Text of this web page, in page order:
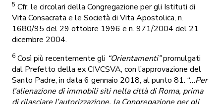
5 Cfr. le circolari della Congregazione per gli Istituti di
Vita Consacrata e le Società di Vita Apostolica, n.
1680/95 del 29 ottobre 1996 e n. 971/2004 del 21
dicembre 2004.
6 Così più recentemente gli “Orientamenti”promulgati
dal Prefetto della ex CIVCSVA, con l’approvazione del
Santo Padre, in data 6 gennaio 2018, al punto 81. “…Per
l’alienazione di immobili siti nella città di Roma, prima